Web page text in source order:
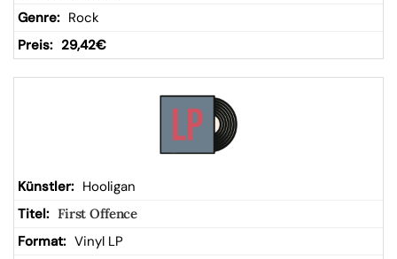
Rock
29,42€
Hooligan
First Offence
Vinyl LP